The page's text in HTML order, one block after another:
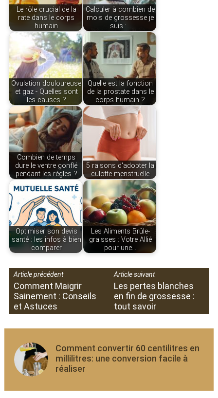
Le rôle crucial de la
rate dans le corps
humain
Calculer à combien de
mois de grossesse je
suis :…
Ovulation douloureuse
et gaz - Quelles sont
les causes ?
Quelle est la fonction
de la prostate dans le
corps humain ?
Combien de temps
dure le ventre gonflé
pendant les règles ?
5 raisons d'adopter la
culotte menstruelle
Optimiser son devis
santé : les infos à bien
comparer
Les Aliments Brûle-
graisses : Votre Allié
pour une…
Article précédent
Comment Maigrir
Sainement : Conseils
et Astuces
Article suivant
Les pertes blanches
en fin de grossesse :
tout savoir
Comment convertir 60 centilitres en
millilitres: une conversion facile à
réaliser